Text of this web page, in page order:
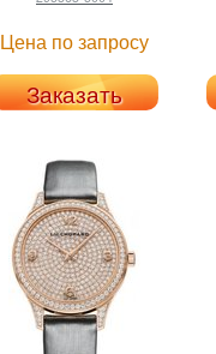
Цена по запросу
Заказать